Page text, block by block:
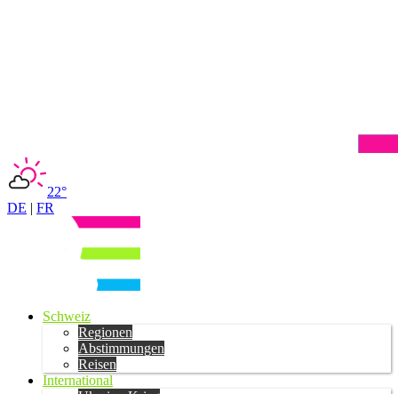
22°
DE | FR
Schweiz
Regionen
Abstimmungen
Reisen
International